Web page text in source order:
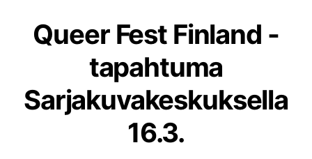
Queer Fest Finland -
tapahtuma
Sarjakuvakeskuksella
16.3.